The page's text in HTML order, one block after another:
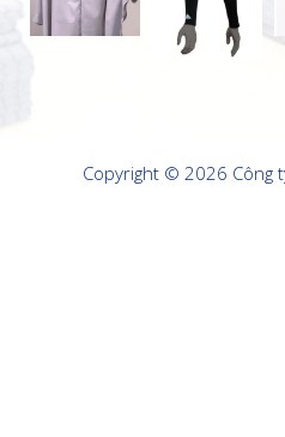
Copyright © 2026 Công